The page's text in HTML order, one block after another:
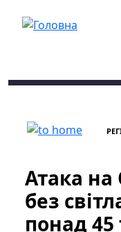
Атака на
без
понад 45